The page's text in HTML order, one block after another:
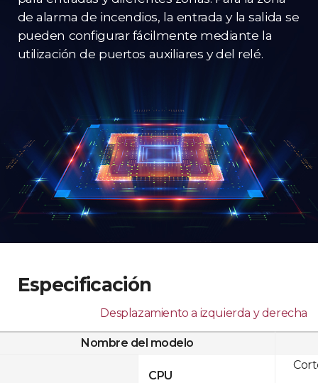
de alarma de incendios, la entrada y la salida se
pueden configurar fácilmente mediante la
utilización de puertos auxiliares y del relé.
Especificación
Desplazamiento a izquierda y derecha
Nombre del modelo
CPU